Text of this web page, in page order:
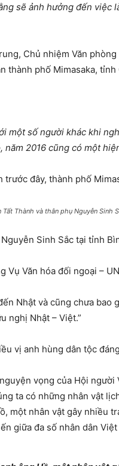
sẽ ảnh hưởng đến việc
Chủ nhiệm Văn
thành phố Mimasaka, tỉnh
một số người khác khi
năm 2016 cũng có một
đây, thành phố
Tất Thành và thân phụ Nguyễn
Sinh Sắc tại tỉnh
Vụ Văn hóa đối ngoại –
Nhật và cũng chưa
nghị Nhật – Việt.”
vị anh hùng dân tộc
vọng của Hội
ta có những nhân vật
một nhân vật gây
giữa đa số nhân dân